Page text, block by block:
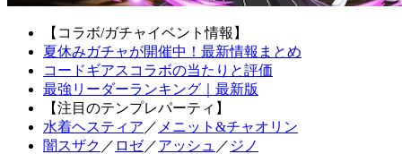
【コラボ/ガチャイベント情報】
夏休みガチャが開催中！最新情報まとめ
コードギアスコラボの当たりと評価
最強リーダーランキング｜最新版
【注目のテンプレパーティ】
水着ヘスティア ／ メニット&チャオリン
闇スザク ／ ロゼ／アッシュ ／ ジノ